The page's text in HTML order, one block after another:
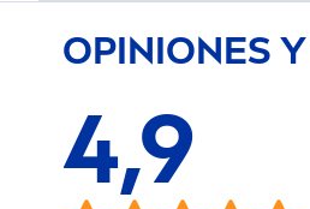
OPINIONES
4,9